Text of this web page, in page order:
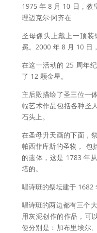
1975年8 月 10 日，教
理迈克尔·冈齐在
圣母像头上戴上一顶
冕。 2000年 8月 10日，
在这一活动的25 周年
了 12颗金星。
主后殿描绘了圣三位一
幅艺术作品包括各种圣
石头上。
在圣母升天画的下面，
帕西菲库斯的圣物， 包
的遗体，这是 1783 年
塔的。
唱诗班的祭坛建于 1682
唱诗班的两边都有三个
用灰泥创作的作品，可
使分别是：加布里埃尔